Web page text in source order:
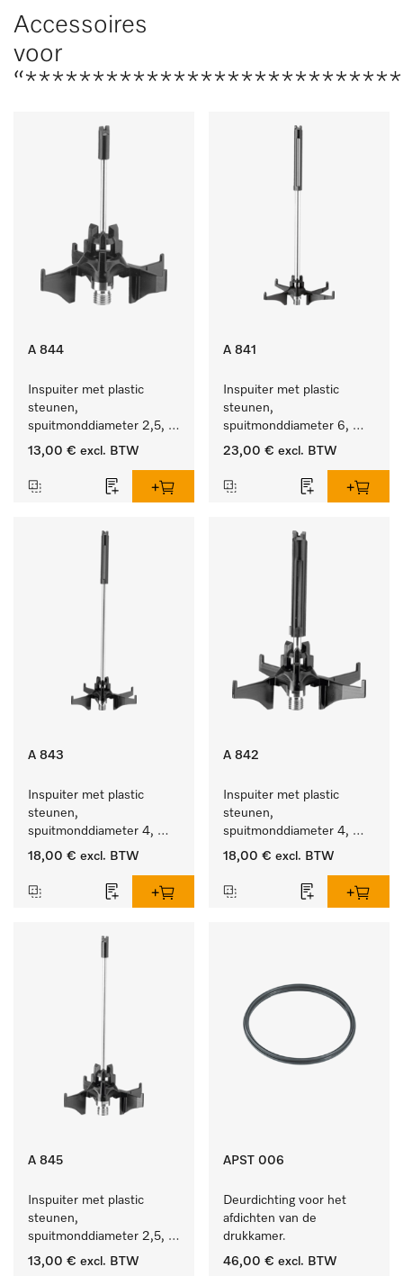
Accessoires
voor
A 844
Inspuiter met plastic
steunen,
spuitmonddiameter 2,5,
lengte 80 mm, 1 stuk.
13,00 € excl. BTW
A 841
Inspuiter met plastic
steunen,
spuitmonddiameter 6,
lengte 210 mm, 1 stuk
23,00 € excl. BTW
A 843
Inspuiter met plastic
steunen,
spuitmonddiameter 4,
lengte 185 mm, 1 stuk
18,00 € excl. BTW
A 842
Inspuiter met plastic
steunen,
spuitmonddiameter 4,
lengte 90 mm, 1 stuk
18,00 € excl. BTW
A 845
Inspuiter met plastic
steunen,
spuitmonddiameter 2,5,
lengte 125 mm, 1 stuk.
13,00 € excl. BTW
APST 006
Deurdichting voor het
afdichten van de
drukkamer.
46,00 € excl. BTW